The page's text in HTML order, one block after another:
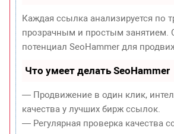
Каждая ссылка анализируется по
прозрачным и простым занятием.
потенциал SeoHammer для
Что умеет делать SeoHammer
— Продвижение в один клик,
качества у лучших бирж ссылок.
— Регулярная проверка качества